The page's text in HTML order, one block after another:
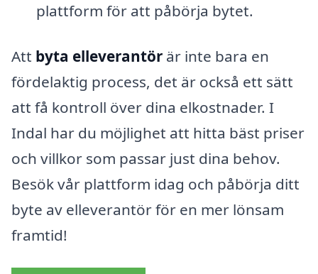
plattform för att påbörja bytet.
Att byta elleverantör är inte bara en
fördelaktig process, det är också ett sätt
att få kontroll över dina elkostnader. I
Indal har du möjlighet att hitta bäst priser
och villkor som passar just dina behov.
Besök vår plattform idag och påbörja ditt
byte av elleverantör för en mer lönsam
framtid!